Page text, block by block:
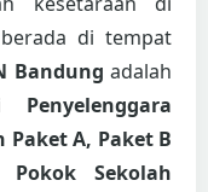
di tempat
Bandung adalah
A, Paket B
Pokok Sekolah